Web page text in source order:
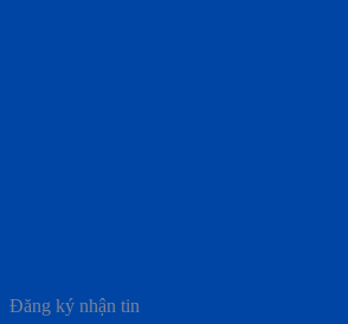
Đăng ký nhận tin